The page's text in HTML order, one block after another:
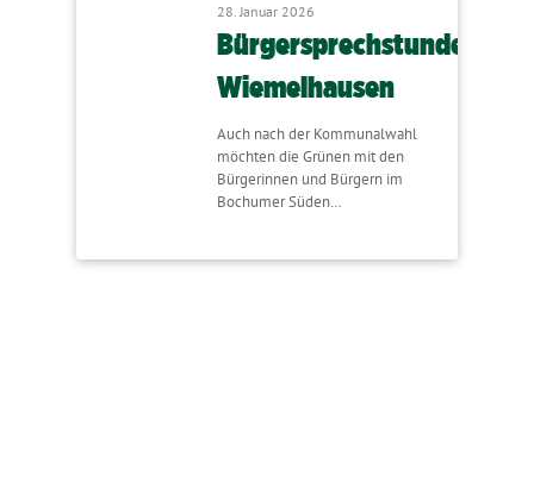
28. Januar 2026
Bürgersprechstunde
Wiemelhausen
Auch nach der Kommunalwahl
möchten die Grünen mit den
Bürgerinnen und Bürgern im
Bochumer Süden…